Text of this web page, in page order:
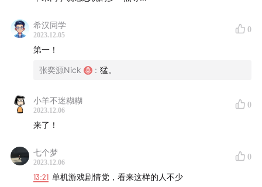
希汉同学
2023.12.05
0
第一！
张奕源Nick : 猛。
小羊不迷糊糊
2023.12.06
0
来了！
七个梦
2023.12.06
0
13:21 单机游戏剧情党，看来这样的人不少